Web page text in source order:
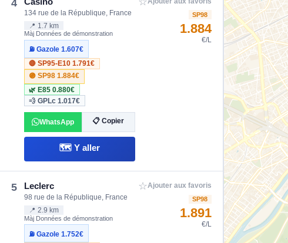
4
134 rue de la République, France
📍 1.7 km
Màj Données de démonstration
⛽ Gazole1.607€
🔴 SP95-E101.791€
🟣 SP981.884€
🌿 E850.880€
💨 GPLc1.017€
WhatsApp 📋 Copier
🗺️ Y aller
SP98
1.884
€/L
5 Leclerc
98 rue de la République, France
📍 2.9 km
Màj Données de démonstration
⛽ Gazole1.752€
☆Ajouter aux favoris
SP98
1.891
€/L